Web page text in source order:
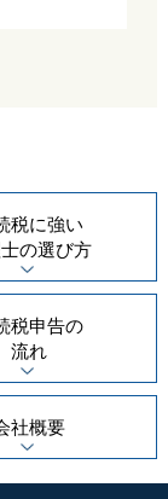
税に強い
の選び方
税申告の
流れ
社概要